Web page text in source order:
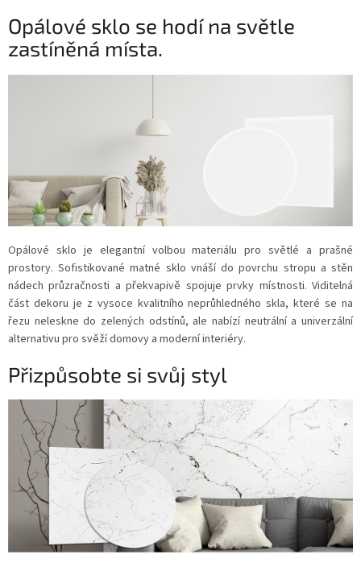
Opálové sklo se hodí na světle
zastíněná místa.
Opálové sklo je elegantní volbou materiálu pro světlé a prašné
prostory. Sofistikované matné sklo vnáší do povrchu stropu a stěn
nádech průzračnosti a překvapivě spojuje prvky místnosti. Viditelná
část dekoru je z vysoce kvalitního neprůhledného skla, které se na
řezu neleskne do zelených odstínů, ale nabízí neutrální a univerzální
alternativu pro svěží domovy a moderní interiéry.
Přizpůsobte si svůj styl